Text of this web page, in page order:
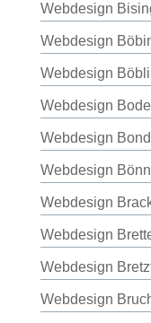
Webdesign
Webdesign
Webdesign
Webdesign
Webdesign
Webdesign
Webdesign
Webdesign
Webdesign
Webdesign